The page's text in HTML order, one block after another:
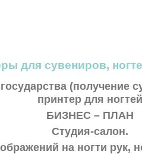
для сувениров,
(получение
принтер для ногтей
БИЗНЕС – ПЛАН
Студия-салон.
на ногти рук,